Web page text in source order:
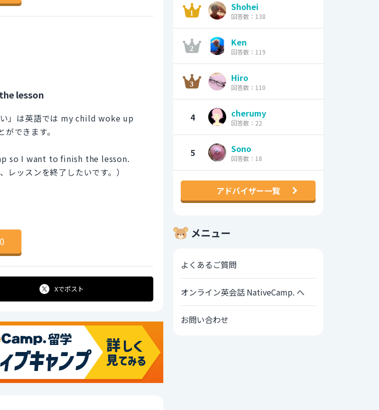
lesson
い」は英語では my child woke up
できます。
so I want to finish the lesson.
レッスンを終了したいです。）
0
Xでポスト
Shohei
回答数：138
Ken
回答数：119
Hiro
回答数：110
4 cherumy
回答数：22
5 Sono
回答数：18
アドバイザー一覧
メニュー
よくあるご質問
オンライン英会話 NativeCamp. へ
お問い合わせ